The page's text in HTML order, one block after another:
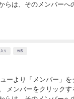
らは、そのメンバーへ
り 検索
ーより「メンバー」
メンバーをクリック